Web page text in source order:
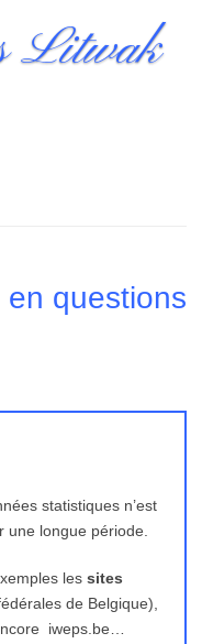
Litwak
questions
statistiques n’est
longue période.
les sites
de Belgique),
iweps.be…